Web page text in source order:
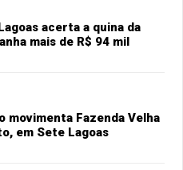
acerta a quina da
mais de R$ 94 mil
movimenta Fazenda Velha
em Sete Lagoas